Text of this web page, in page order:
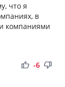
что я
в
компаниями
thumb_up thumb_down
-6